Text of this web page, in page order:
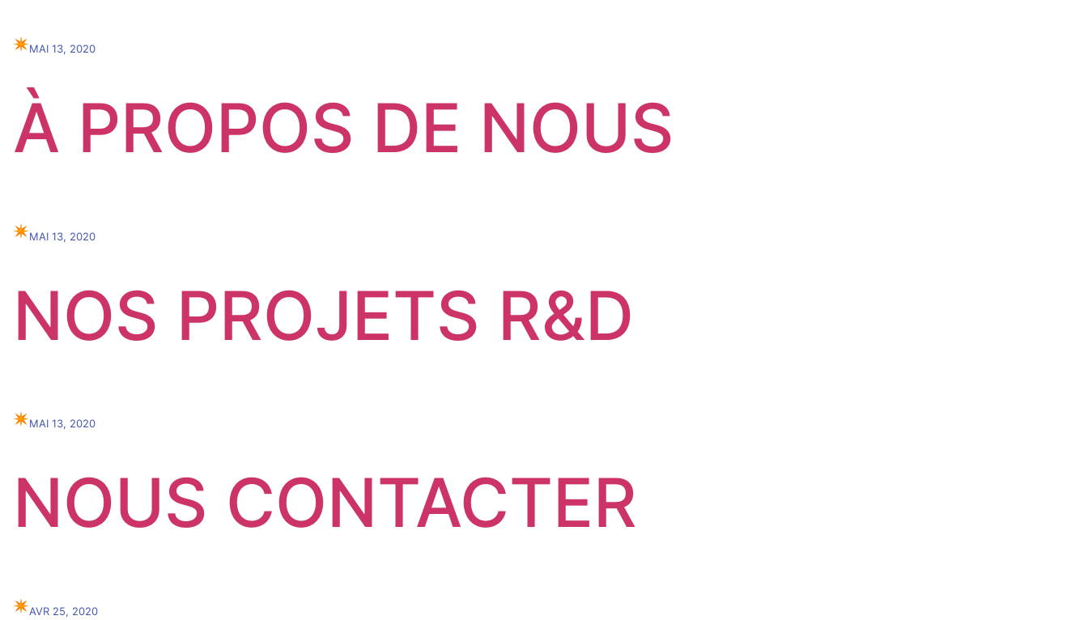
✴︎MAI 13, 2020
À PROPOS DE NOUS
✴︎MAI 13, 2020
NOS PROJETS R&D
✴︎MAI 13, 2020
NOUS CONTACTER
✴︎AVR 25, 2020